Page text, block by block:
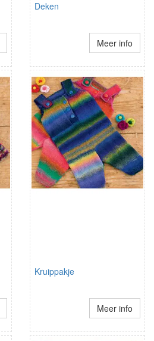
Deken
Meer info
Kruippakje
Meer info